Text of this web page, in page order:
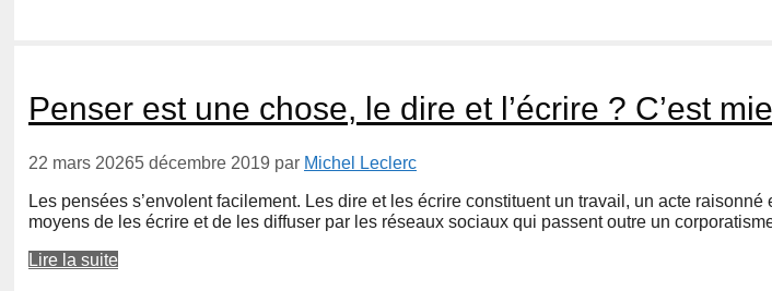
Penser est une chose, le dire et l’écrire ? C’est
22 mars 20265 décembre 2019 par Michel Leclerc
Les pensées s’envolent facilement. Les dire et les écrire constituent un travail, un acte
moyens de les écrire et de les diffuser par les réseaux sociaux qui passent outre un
Lire la suite